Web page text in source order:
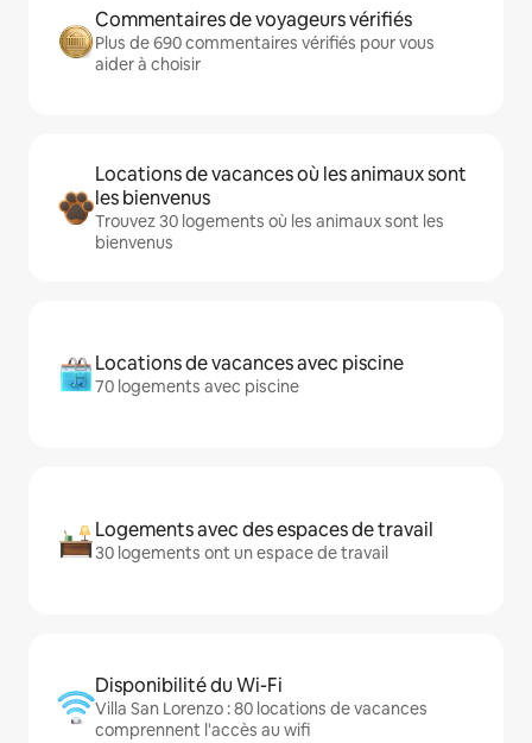
Commentaires de voyageurs vérifiés
Plus de 690 commentaires vérifiés pour vous
aider à choisir
Locations de vacances où les animaux sont
les bienvenus
Trouvez 30 logements où les animaux sont les
bienvenus
Locations de vacances avec piscine
70 logements avec piscine
Logements avec des espaces de travail
30 logements ont un espace de travail
Disponibilité du Wi-Fi
Villa San Lorenzo : 80 locations de vacances
comprennent l'accès au wifi